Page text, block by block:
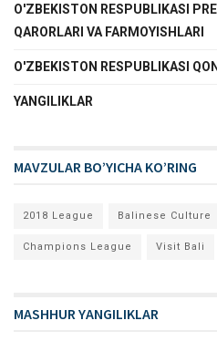
O'ZBEKISTON RESPUBLIKASI
QARORLARI VA FARMOYISHLARI
O'ZBEKISTON RESPUBLIKASI
YANGILIKLAR
MAVZULAR BO’YICHA KO’RING
2018 League Balinese Culture
Champions League Visit Bali
MASHHUR YANGILIKLAR